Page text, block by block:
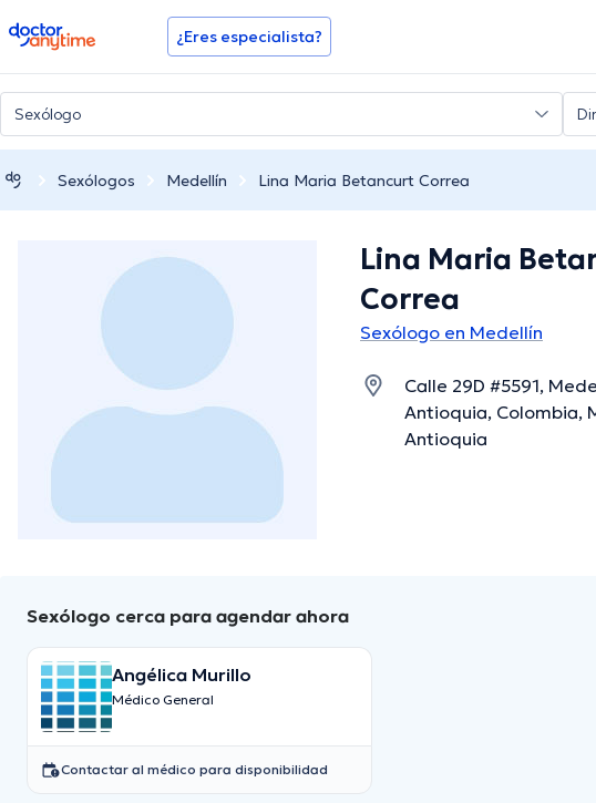
doctoranytime ¿Eres especialista?
Sexólogos Medellín Lina Maria Betancurt Correa
Lina Maria
Correa
Sexólogo en Medellín
Calle 29D #5591,
Antioquia, Colombia,
Antioquia
Sexólogo cerca para agendar ahora
Angélica Murillo
Médico General
Contactar al médico para disponibilidad